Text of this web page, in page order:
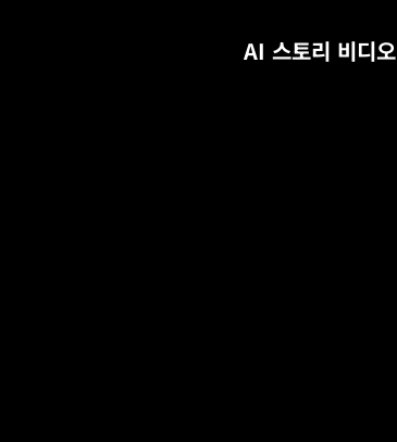
AI 스토리 비디오